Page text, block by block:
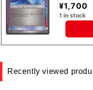
¥1,700
1 in stock
Recently viewed